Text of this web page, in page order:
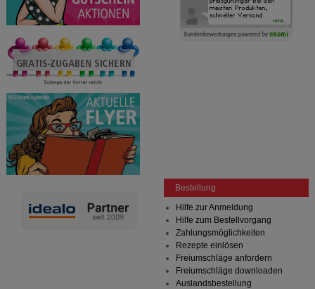
Bestellung
Hilfe zur Anmeldung
Hilfe zum Bestellvorgang
Zahlungsmöglichkeiten
Rezepte einlösen
Freiumschläge anfordern
Freiumschläge downloaden
Auslandsbestellung